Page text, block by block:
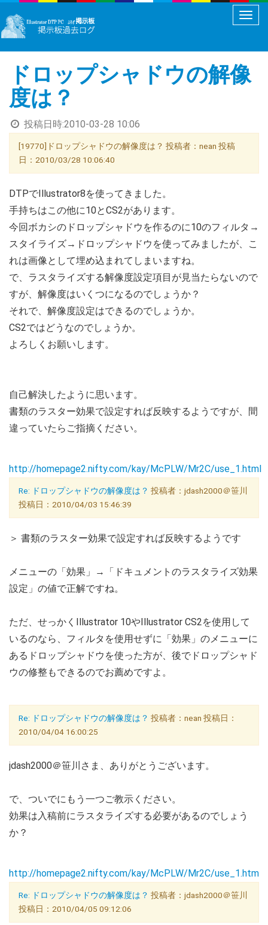
メ
ュ
ー
切
え
ドロップシャドウの解像
度は？
投稿日時:2010-03-28 10:06
[19770]ドロップシャドウの解像度は？ 投稿者：nean 投稿
日：2010/03/28 10:06:40
DTPでIllustrator8を使ってきました。
手持ちはこの他に10とCS2があります。
今回ボカシのドロップシャドウを作るのに10のフィルタ→
スタイライズ→ドロップシャドウを使ってみましたが、こ
れは画像として埋め込まれてしまいますね。
で、ラスタライズする解像度設定項目が見当たらないので
すが、解像度はいくつになるのでしょうか？
それで、解像度設定はできるのでしょうか。
CS2ではどうなのでしょうか。
よろしくお願いします。
自己解決したように思います。
書類のラスター効果で設定すれば反映するようですが、間
違っていたらご指摘ください。
http://homepage2.nifty.com/kay/McPLW/Mr2C/use_1.html
Re: ドロップシャドウの解像度は？ 投稿者：jdash2000＠笹川
投稿日：2010/04/03 15:46:39
＞ 書類のラスター効果で設定すれば反映するようです
メニューの「効果」→「ドキュメントのラスタライズ効果
設定」の値で正解ですね。
ただ、せっかくIllustrator 10やIllustrator CS2を使用して
いるのなら、フィルタを使用せずに「効果」のメニューに
あるドロップシャドウを使った方が、後でドロップシャド
ウの修整もできるのでお薦めですよ。
Re: ドロップシャドウの解像度は？ 投稿者：nean 投稿日：
2010/04/04 16:00:25
jdash2000＠笹川さま、ありがとうございます。
で、ついでにもう一つご教示ください。
効果は入稿前にラスタライズする必要があるのでしょう
か？
http://homepage2.nifty.com/kay/McPLW/Mr2C/use_1.html
Re: ドロップシャドウの解像度は？ 投稿者：jdash2000＠笹川
投稿日：2010/04/05 09:12:06